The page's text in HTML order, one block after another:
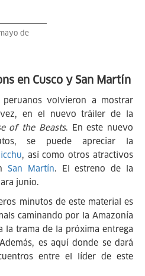
de
en Cusco y San Martín
peruanos volvieron a mostrar
en el nuevo tráiler de la
of the Beasts. En este nuevo
se puede apreciar la
, así como otros atractivos
San Martín. El estreno de la
junio.
minutos de este material es
caminando por la Amazonía
la trama de la próxima entrega
es aquí donde se dará
entre el líder de este